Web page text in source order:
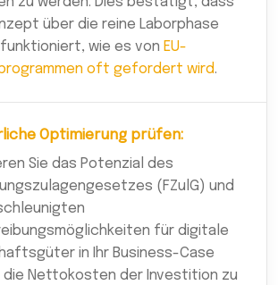
über die reine Laborphase
funktioniert, wie es von EU-
oft gefordert wird.
Optimierung prüfen:
Sie das Potenzial des
(FZulG) und
für digitale
in Ihr Business-Case
die Nettokosten der Investition zu